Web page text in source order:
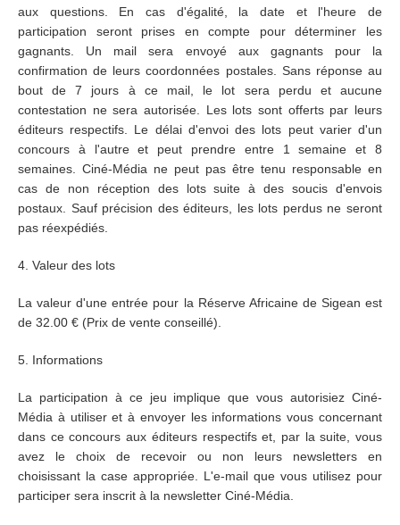
aux questions. En cas d'égalité, la date et l'heure de
participation seront prises en compte pour déterminer les
gagnants. Un mail sera envoyé aux gagnants pour la
confirmation de leurs coordonnées postales. Sans réponse au
bout de 7 jours à ce mail, le lot sera perdu et aucune
contestation ne sera autorisée. Les lots sont offerts par leurs
éditeurs respectifs. Le délai d'envoi des lots peut varier d'un
concours à l'autre et peut prendre entre 1 semaine et 8
semaines. Ciné-Média ne peut pas être tenu responsable en
cas de non réception des lots suite à des soucis d'envois
postaux. Sauf précision des éditeurs, les lots perdus ne seront
pas réexpédiés.
4. Valeur des lots
La valeur d'une entrée pour la Réserve Africaine de Sigean est
de 32.00 € (Prix de vente conseillé).
5. Informations
La participation à ce jeu implique que vous autorisiez Ciné-
Média à utiliser et à envoyer les informations vous concernant
dans ce concours aux éditeurs respectifs et, par la suite, vous
avez le choix de recevoir ou non leurs newsletters en
choisissant la case appropriée. L'e-mail que vous utilisez pour
participer sera inscrit à la newsletter Ciné-Média.